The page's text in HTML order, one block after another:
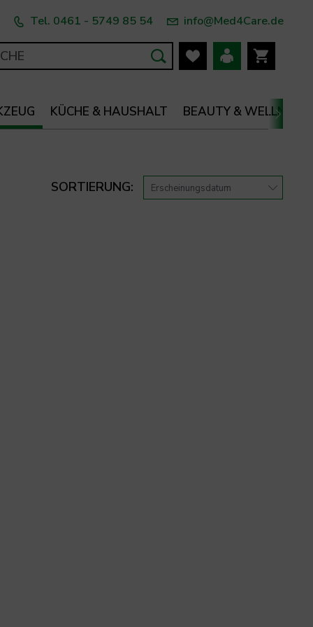
Tel. 0461 - 5749 85 54 info@Med4Care.de
KÜCHE & HAUSHALT BEAUTY & WELLNESS

SORTIERUNG: